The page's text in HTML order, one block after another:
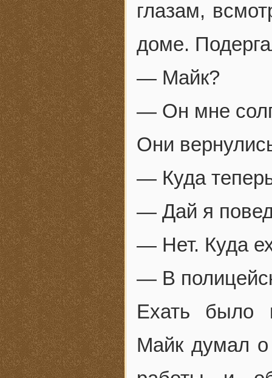
глазам,
доме.
— Майк?
— Он мне
Они
— Куда
— Дай я
— Нет. Куда
— В
Ехать было
Майк думал о